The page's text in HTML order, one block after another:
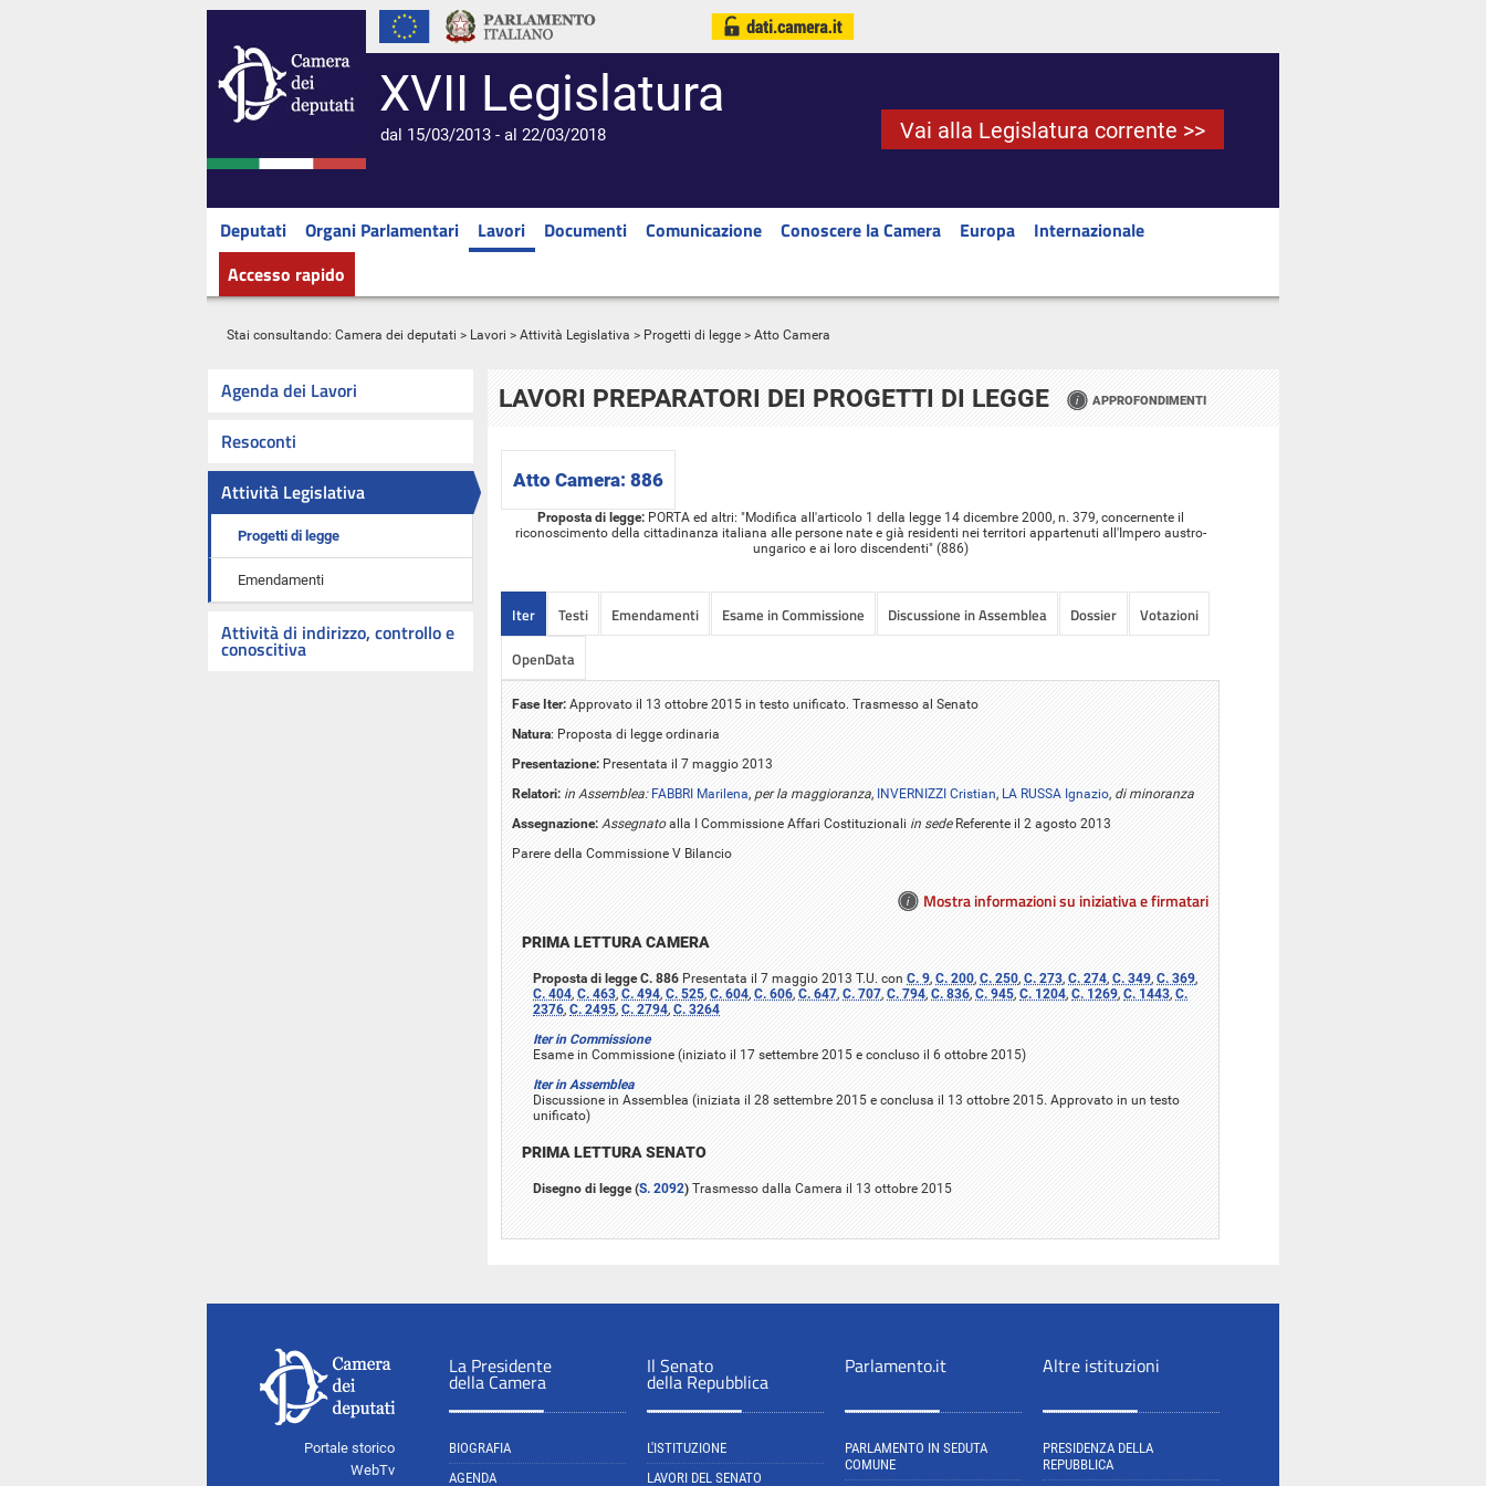
XVII Legislatura
dal 15/03/2013 - al 22/03/2018 Vai alla Legislatura corrente >>
Deputati Organi Parlamentari Lavori Documenti Comunicazione Conoscere la Camera Europa
Internazionale
Accesso rapido
Stai consultando: Camera dei deputati > Lavori > Attività Legislativa > Progetti di legge > Atto Camera
Agenda dei Lavori
Resoconti
Attività Legislativa
Progetti di legge
Emendamenti
Attività di indirizzo, controllo e
conoscitiva
LAVORI PREPARATORI DEI PROGETTI DI LEGGE APPROFONDIMENTI
Atto Camera: 886
Proposta di legge:PORTA ed altri: "Modifica all'articolo 1 della legge 14 dicembre 2000, n. 379, concernente il
riconoscimento della cittadinanza italiana alle persone nate e già residenti nei territori appartenuti all'Impero austro-
ungarico e ai loro discendenti" (886)
Iter Testi Emendamenti Esame in Commissione Discussione in Assemblea Dossier
Votazioni
OpenData
Fase Iter: Approvato il 13 ottobre 2015 in testo unificato. Trasmesso al Senato
Natura: Proposta di legge ordinaria
Presentazione: Presentata il 7 maggio 2013
Relatori: in Assemblea: FABBRI Marilena, per la maggioranza, INVERNIZZI Cristian, LA RUSSA Ignazio, di minoranza
Assegnazione: Assegnatoalla I Commissione Affari Costituzionali in sede Referente il 2 agosto 2013
Parere della Commissione V Bilancio
Mostra informazioni su iniziativa e firmatari
PRIMA LETTURA CAMERA
Proposta di legge C. 886 Presentata il 7 maggio 2013 T.U. con C. 9, C. 200, C. 250, C. 273, C. 274, C. 349, C. 369,
C. 404, C. 463, C. 494, C. 525, C. 604, C. 606, C. 647, C. 707, C. 794, C. 836, C. 945, C. 1204, C. 1269, C. 1443, C.
2376, C. 2495, C. 2794, C. 3264
Iter in Commissione
Esame in Commissione (iniziato il 17 settembre 2015 e concluso il 6 ottobre 2015)
Iter in Assemblea
Discussione in Assemblea (iniziata il 28 settembre 2015 e conclusa il 13 ottobre 2015. Approvato in un testo
unificato)
PRIMA LETTURA SENATO
Disegno di legge (S. 2092) Trasmesso dalla Camera il 13 ottobre 2015
Portale storico
WebTv
La Presidente
della Camera
BIOGRAFIA
AGENDA
Il Senato
della Repubblica
L'ISTITUZIONE
LAVORI DEL SENATO
Parlamento.it
PARLAMENTO IN SEDUTA
COMUNE
Altre istituzioni
PRESIDENZA DELLA
REPUBBLICA